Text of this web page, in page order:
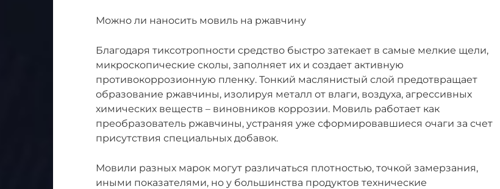
Можно ли наносить мовиль на ржавчину
Благодаря тиксотропности средство быстро затекает в самые мелкие щели,
микроскопические сколы, заполняет их и создает активную
противокоррозионную пленку. Тонкий маслянистый слой предотвращает
образование ржавчины, изолируя металл от влаги, воздуха, агрессивных
химических веществ – виновников коррозии. Мовиль работает как
преобразователь ржавчины, устраняя уже сформировавшиеся очаги за счет
присутствия специальных добавок.
Мовили разных марок могут различаться плотностью, точкой замерзания,
иными показателями, но у большинства продуктов технические